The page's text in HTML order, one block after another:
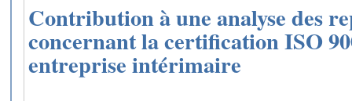
Contribution à une analyse des
concernant la certification ISO
entreprise intérimaire